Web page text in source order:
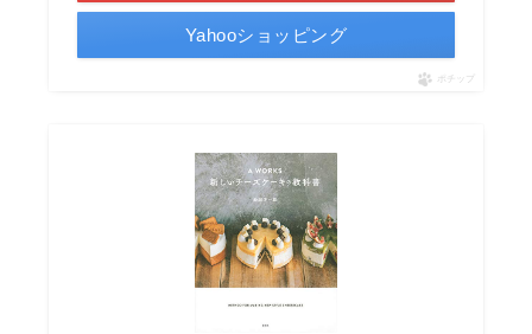
Yahooショッピング
ポチップ